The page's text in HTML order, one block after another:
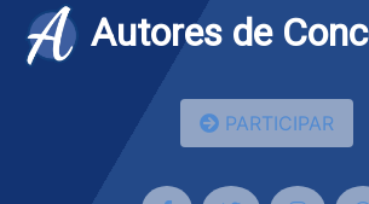
Autores de
PARTICIPAR